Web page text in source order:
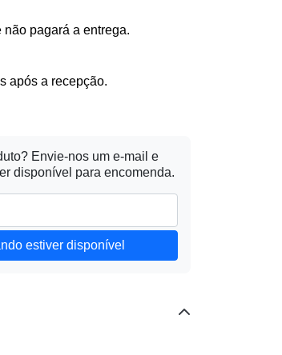
pagará a entrega.
após a recepção.
Envie-nos um e-mail e
disponível para encomenda.
estiver disponível